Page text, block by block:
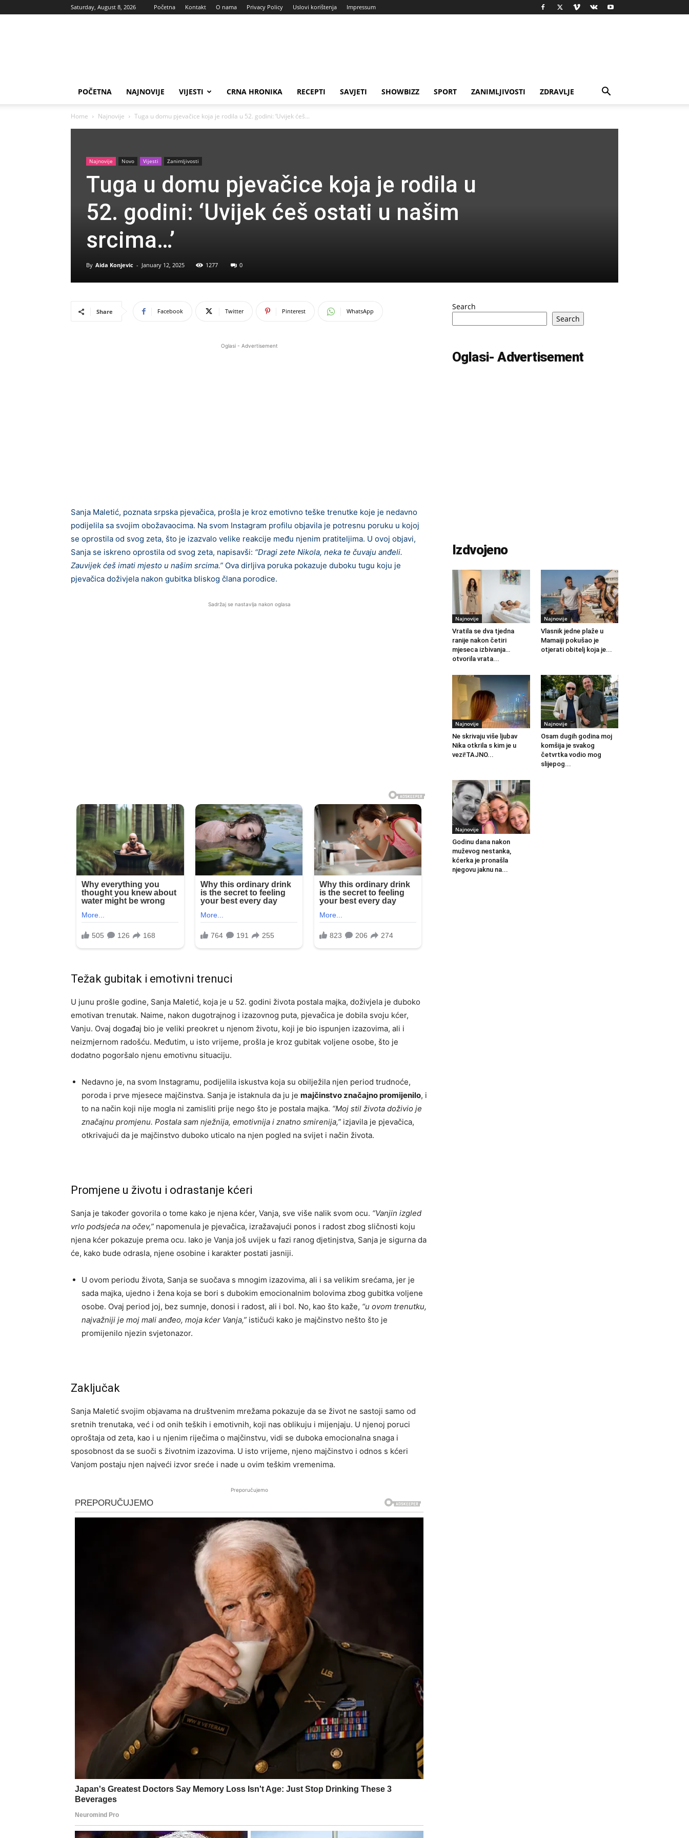
Saturday, August 8, 2026 Početna Kontakt O nama Privacy Policy Uslovi korištenja Impressum
POČETNA NAJNOVIJE VIJESTI CRNA HRONIKA RECEPTI SAVJETI SHOWBIZZ SPORT ZANIMLJIVOSTI ZDRAVLJE
Home Najnovije Tuga u domu pjevačice koja je rodila u 52. godini: ‘Uvijek ćeš...
Najnovije Novo Vijesti Zanimljivosti
Tuga u domu pjevačice koja je rodila u
52. godini: ‘Uvijek ćeš ostati u našim
srcima…’
By Aida Konjevic - January 12, 2025 1277 0
Share Facebook Twitter Pinterest WhatsApp
Oglasi - Advertisement
Sanja Maletić, poznata srpska pjevačica, prošla je kroz emotivno teške trenutke koje je nedavno
podijelila sa svojim obožavaocima. Na svom Instagram profilu objavila je potresnu poruku u kojoj
se oprostila od svog zeta, što je izazvalo velike reakcije među njenim pratiteljima. U ovoj objavi,
Sanja se iskreno oprostila od svog zeta, napisavši: “Dragi zete Nikola, neka te čuvaju anđeli.
Zauvijek ćeš imati mjesto u našim srcima.” Ova dirljiva poruka pokazuje duboku tugu koju je
pjevačica doživjela nakon gubitka bliskog člana porodice.
Sadržaj se nastavlja nakon oglasa
Težak gubitak i emotivni trenuci
U junu prošle godine, Sanja Maletić, koja je u 52. godini života postala majka, doživjela je duboko
emotivan trenutak. Naime, nakon dugotrajnog i izazovnog puta, pjevačica je dobila svoju kćer,
Vanju. Ovaj događaj bio je veliki preokret u njenom životu, koji je bio ispunjen izazovima, ali i
neizmjernom radošću. Međutim, u isto vrijeme, prošla je kroz gubitak voljene osobe, što je
dodatno pogoršalo njenu emotivnu situaciju.
Nedavno je, na svom Instagramu, podijelila iskustva koja su obilježila njen period trudnoće,
poroda i prve mjesece majčinstva. Sanja je istaknula da ju je majčinstvo značajno promijenilo, i
to na način koji nije mogla ni zamisliti prije nego što je postala majka. “Moj stil života doživio je
značajnu promjenu. Postala sam nježnija, emotivnija i znatno smirenija,” izjavila je pjevačica,
otkrivajući da je majčinstvo duboko uticalo na njen pogled na svijet i način života.
Promjene u životu i odrastanje kćeri
Sanja je također govorila o tome kako je njena kćer, Vanja, sve više nalik svom ocu. “Vanjin izgled
vrlo podsjeća na očev,” napomenula je pjevačica, izražavajući ponos i radost zbog sličnosti koju
njena kćer pokazuje prema ocu. Iako je Vanja još uvijek u fazi ranog djetinjstva, Sanja je sigurna da
će, kako bude odrasla, njene osobine i karakter postati jasniji.
U ovom periodu života, Sanja se suočava s mnogim izazovima, ali i sa velikim srećama, jer je
sada majka, ujedno i žena koja se bori s dubokim emocionalnim bolovima zbog gubitka voljene
osobe. Ovaj period joj, bez sumnje, donosi i radost, ali i bol. No, kao što kaže, “u ovom trenutku,
najvažniji je moj mali anđeo, moja kćer Vanja,” ističući kako je majčinstvo nešto što je
promijenilo njezin svjetonazor.
Zaključak
Sanja Maletić svojim objavama na društvenim mrežama pokazuje da se život ne sastoji samo od
sretnih trenutaka, već i od onih teških i emotivnih, koji nas oblikuju i mijenjaju. U njenoj poruci
oproštaja od zeta, kao i u njenim riječima o majčinstvu, vidi se duboka emocionalna snaga i
sposobnost da se suoči s životnim izazovima. U isto vrijeme, njeno majčinstvo i odnos s kćeri
Vanjom postaju njen najveći izvor sreće i nade u ovim teškim vremenima.
Preporučujemo
Search
Search
Oglasi- Advertisement
Izdvojeno
Najnovije
Vratila se dva tjedna
ranije nakon četiri
mjeseca izbivanja…
otvorila vrata...
Najnovije
Vlasnik jedne plaže u
Mamaiji pokušao je
otjerati obitelj koja je...
Najnovije
Ne skrivaju više ljubav
Nika otkrila s kim je u
vezi!TAJNO...
Najnovije
Osam dugih godina moj
komšija je svakog
četvrtka vodio mog
slijepog...
Najnovije
Godinu dana nakon
muževog nestanka,
kćerka je pronašla
njegovu jaknu na...